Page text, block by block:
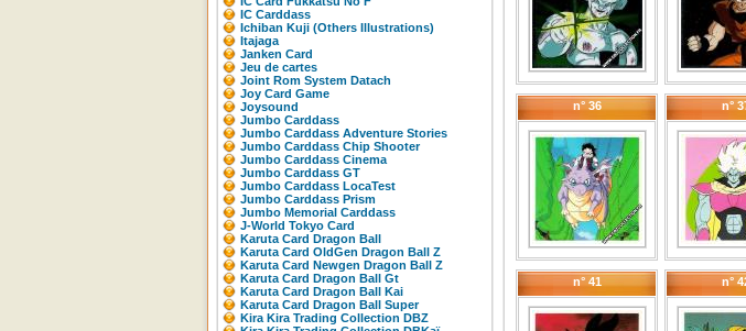
IC Carddass
Ichiban Kuji (Others Illustrations)
Itajaga
Janken Card
Jeu de cartes
Joint Rom System Datach
Joy Card Game
Joysound
Jumbo Carddass
Jumbo Carddass Adventure Stories
Jumbo Carddass Chip Shooter
Jumbo Carddass Cinema
Jumbo Carddass GT
Jumbo Carddass LocaTest
Jumbo Carddass Prism
Jumbo Memorial Carddass
J-World Tokyo Card
Karuta Card Dragon Ball
Karuta Card OldGen Dragon Ball Z
Karuta Card Newgen Dragon Ball Z
Karuta Card Dragon Ball Gt
Karuta Card Dragon Ball Kai
Karuta Card Dragon Ball Super
Kira Kira Trading Collection DBZ
n° 36 n°
n° 41 n°